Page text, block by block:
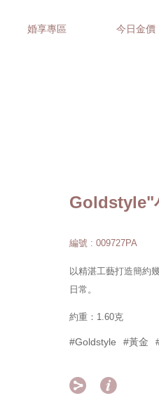
婚享專區 今日金價
Goldstyle"
編號 : 009727PA
以精湛工藝打造簡約
日常。
約重：1.60克
#Goldstyle #黃金
 